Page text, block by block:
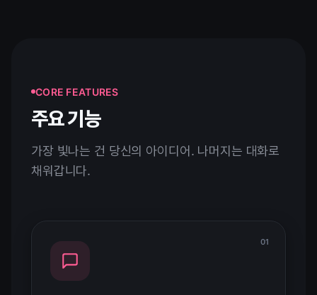
CORE FEATURES
주요 기능
가장 빛나는 건 당신의 아이디어. 나머지는 대화로
채워갑니다.
01